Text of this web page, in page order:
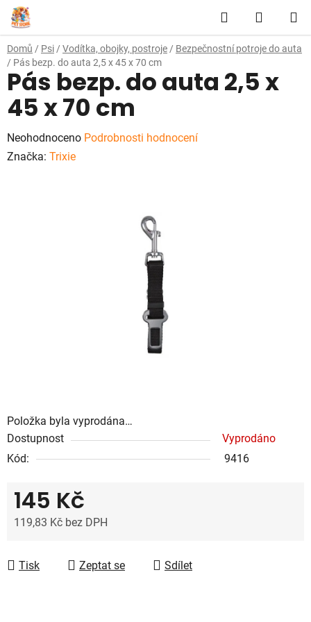
Přejít
na
obsah
Hledat
KOŠÍK
Domů / Psi / Vodítka, obojky, postroje / Bezpečnostní potroje do auta
/ Pás bezp. do auta 2,5 x 45 x 70 cm
Položka byla vyprodána…
Dostupnost
Vyprodáno
Kód:
9416
145 Kč
119,83 Kč bez DPH
Tisk
Zeptat se Sdílet
Pás bezp. do auta 2,5 x
45 x 70 cm
Průměrné
hodnocení
Neohodnoceno Podrobnosti hodnocení
Značka: Trixie